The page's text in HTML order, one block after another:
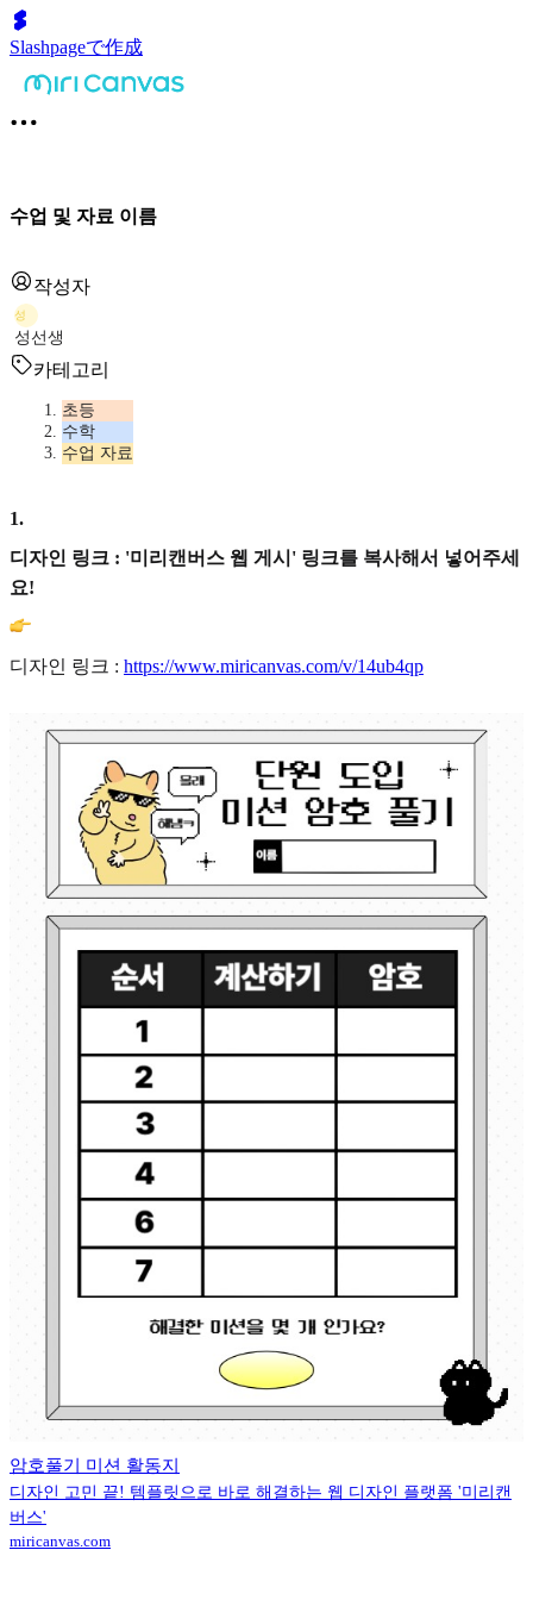
Slashpageで作成
수업 및 자료 이름
작성자
성
성선생
카테고리
초등
수학
수업 자료
1.
디자인 링크 : '미리캔버스 웹 게시' 링크를 복사해서 넣어주세
요!
디자인 링크 : https://www.miricanvas.com/v/14ub4qp
암호풀기 미션 활동지
디자인 고민 끝! 템플릿으로 바로 해결하는 웹 디자인 플랫폼 '미리캔
버스'
miricanvas.com